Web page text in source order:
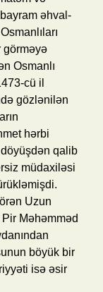
əhval-
görməyə
Osmanlı
cü il
gözlənilən
hərbi
qalib
müdaxiləsi
Uzun
Məhəmməd
böyük bir
isə əsir